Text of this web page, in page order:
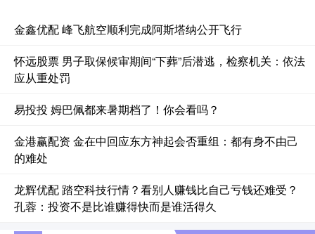
金鑫优配 峰飞航空顺利完成阿斯塔纳公开飞行
怀远股票 男子取保候审期间“下葬”后潜逃，检察机关：依法
应从重处罚
易投投 姆巴佩都来暑期档了！你会看吗？
金港赢配资 金在中回应东方神起会否重组：都有身不由己
的难处
龙辉优配 踏空科技行情？看别人赚钱比自己亏钱还难受？
孔蓉：投资不是比谁赚得快而是谁活得久